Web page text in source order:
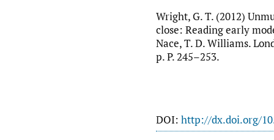
Wright, G. T. (2012)
close: Reading early
Nace, T. D. Williams.
p. P. 245–253.
DOI: http://dx.doi.org/